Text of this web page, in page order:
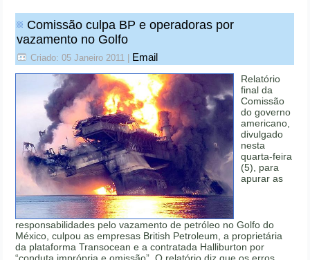
Comissão culpa BP e operadoras por
vazamento no Golfo
Criado: 05 Janeiro 2011 Email
Relatório
final da
Comissão
do governo
americano,
divulgado
nesta
quarta-feira
(5), para
apurar as
responsabilidades pelo vazamento de petróleo no Golfo do
México, culpou as empresas British Petroleum, a proprietária
da plataforma Transocean e a contratada Halliburton por